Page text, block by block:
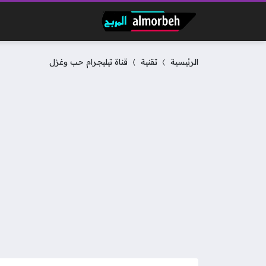
الرئيسية تقنية قناة تيليجرام حب وغزل